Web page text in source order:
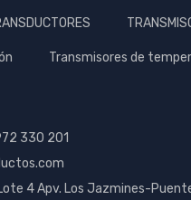
Transmisores de
330 201
4 Apv. Los Jazmines-